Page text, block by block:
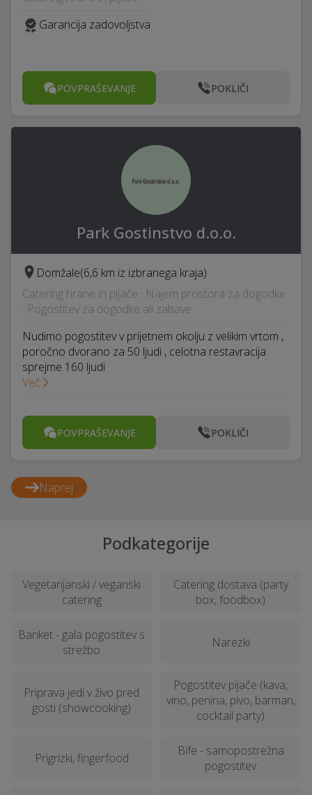
Garancija zadovoljstva
POVPRAŠEVANJE POKLIČI
Park Gostinstvo d.o.o.
Domžale(6,6 km iz izbranega kraja)
Catering hrane in pijače · Najem prostora za dogodke
· Pogostitev za dogodke ali zabave
Nudimo pogostitev v prijetnem okolju z velikim vrtom ,
poročno dvorano za 50 ljudi , celotna restavracija
sprejme 160 ljudi
Več
POVPRAŠEVANJE POKLIČI
Naprej
Podkategorije
Vegetarijanski / veganski
catering
Catering dostava (party
box, foodbox)
Banket - gala pogostitev s
strežbo
Narezki
Priprava jedi v živo pred
gosti (showcooking)
Pogostitev pijače (kava,
vino, penina, pivo, barman,
cocktail party)
Prigrizki, fingerfood
Bife - samopostrežna
pogostitev